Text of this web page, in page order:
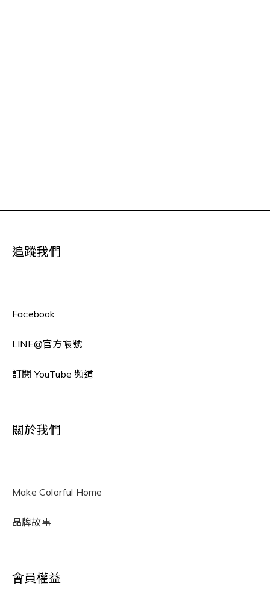
追蹤我們
Facebook
LINE@官方帳號
訂閱 YouTube 頻道
關於我們
Make Colorful Home
品牌故事
會員權益